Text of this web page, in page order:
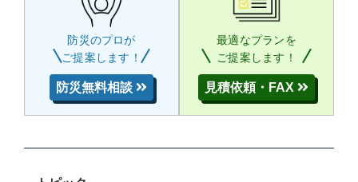
防災のプロが
ご提案します！
防災無料相談
最適なプランを
ご提案します！
見積依頼・FAX